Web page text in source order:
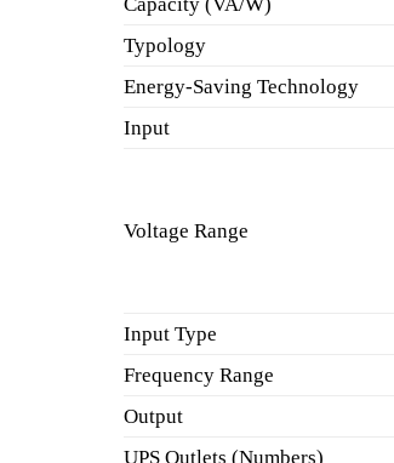
Typology
Energy-Saving Technology
Input
Voltage Range
Input Type
Frequency Range
Output
UPS Outlets (Numbers)